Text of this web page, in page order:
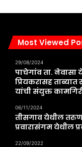
Most Viewed
29/08/2024
पाचेगांव ता.
प्रियकरासह
यांची संयुक्त
06/11/2024
तीसगाव येथील
प्रवारासंगम येथील
22/09/2022